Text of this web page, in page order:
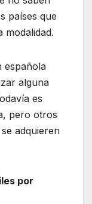
países que
modalidad.
española
alguna
es
pero otros
adquieren
por